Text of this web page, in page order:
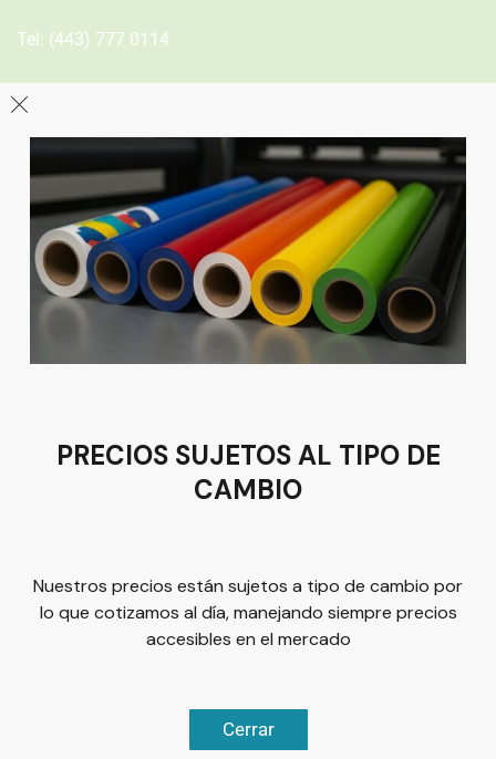
Tel: (443) 777 0114
León
Sucursal
Av del Astillero 129 Centro bodeguero Las Trojes León,
Guanajuato
Tel:(477) 776 8994
Términos y condiciones
Derechos Reservados. | Desarrollado
porLuis Olivárez
PRECIOS SUJETOS AL TIPO DE
CAMBIO
Nuestros precios están sujetos a tipo de cambio por
lo que cotizamos al día, manejando siempre precios
accesibles en el mercado
Cerrar